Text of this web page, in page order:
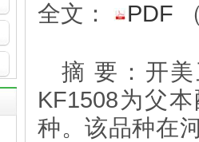
全文：
PDF
摘 要 ：开
KF1508为父
种。该品种在